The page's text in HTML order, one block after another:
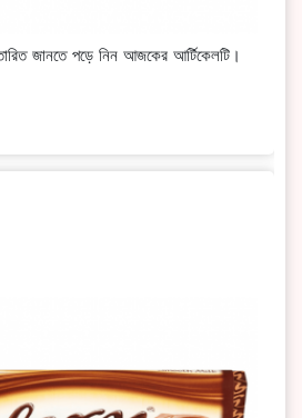
জানতে পড়ে নিন আজকের আর্টিকেলটি।